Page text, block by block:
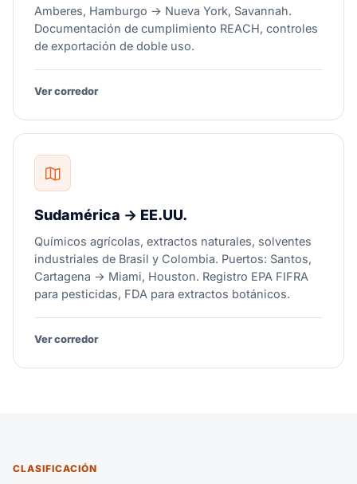
Amberes, Hamburgo → Nueva York, Savannah.
Documentación de cumplimiento REACH, controles
de exportación de doble uso.
Ver corredor
Sudamérica → EE.UU.
Químicos agrícolas, extractos naturales, solventes
industriales de Brasil y Colombia. Puertos: Santos,
Cartagena → Miami, Houston. Registro EPA FIFRA
para pesticidas, FDA para extractos botánicos.
Ver corredor
CLASIFICACIÓN